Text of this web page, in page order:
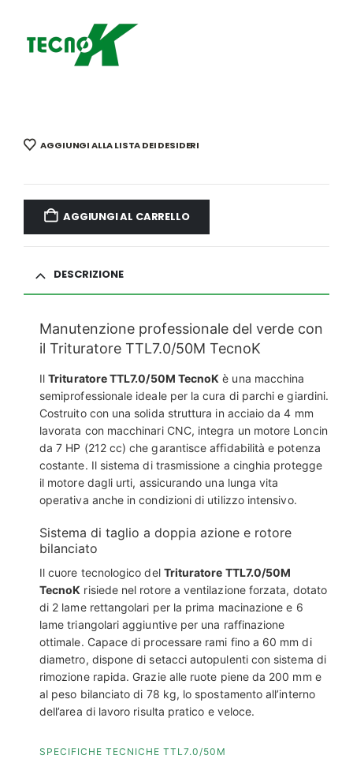
AGGIUNGI ALLA LISTA DEI DESIDERI
AGGIUNGI AL CARRELLO
DESCRIZIONE
Manutenzione professionale del verde con
il Trituratore TTL7.0/50M TecnoK
IlTrituratore TTL7.0/50M TecnoK è una macchina
semiprofessionale ideale per la cura di parchi e giardini.
Costruito con una solida struttura in acciaio da 4 mm
lavorata con macchinari CNC, integra un motore Loncin
da 7 HP (212 cc) che garantisce affidabilità e potenza
costante. Il sistema di trasmissione a cinghia protegge
il motore dagli urti, assicurando una lunga vita
operativa anche in condizioni di utilizzo intensivo.
Sistema di taglio a doppia azione e rotore
bilanciato
Il cuore tecnologico del Trituratore TTL7.0/50M
TecnoK risiede nel rotore a ventilazione forzata, dotato
di 2 lame rettangolari per la prima macinazione e 6
lame triangolari aggiuntive per una raffinazione
ottimale. Capace di processare rami fino a 60 mm di
diametro, dispone di setacci autopulenti con sistema di
rimozione rapida. Grazie alle ruote piene da 200 mm e
al peso bilanciato di 78 kg, lo spostamento all’interno
dell’area di lavoro risulta pratico e veloce.
SPECIFICHE TECNICHE TTL7.0/50M